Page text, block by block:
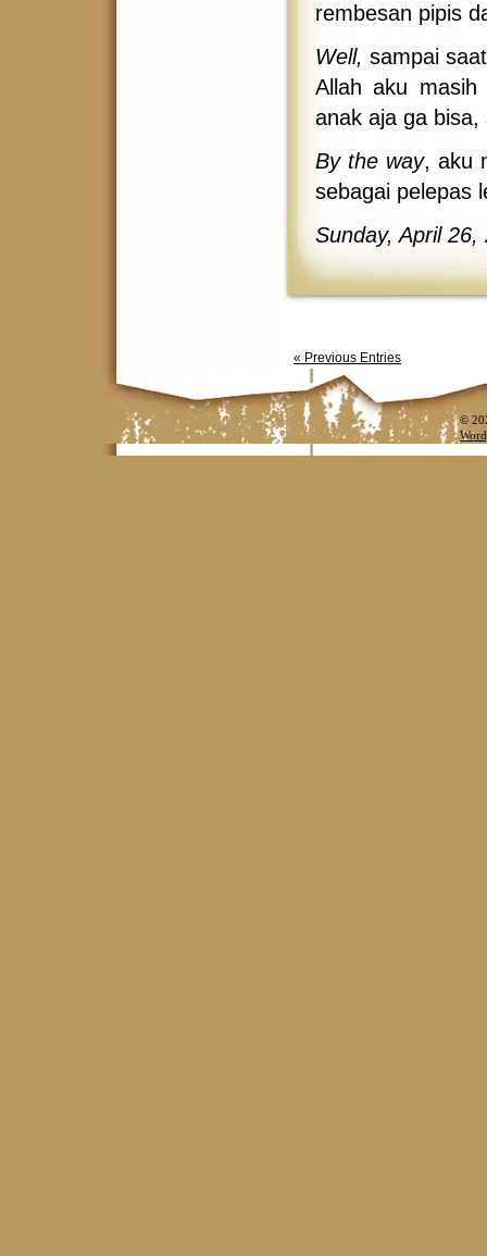
rembesan pipis
Well, sampai
Allah aku
anak aja ga
By the way, aku
sebagai pelepas
Sunday, April 26,
« Previous Entries
©